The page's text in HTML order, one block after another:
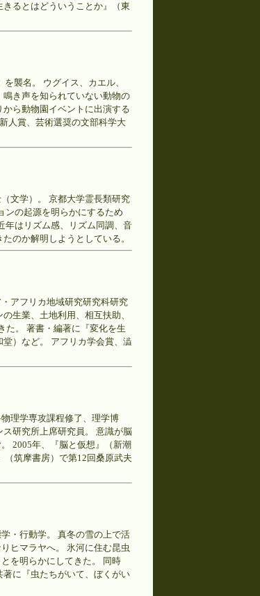
るとはどういうことか』（東
襲名。 ウグイス、カエル、
き声を知られていない動物の
ら動物園イベントに出演する
人賞、芸術選奨の文部科学大
文学）。 京都大学霊長類研究
ンの起源を明らかにするため
年はリズム感、リズム同調、音
のか解明しようとしている。
アフリカ地域研究研究科研究
生業、土地利用、相互扶助、
た。 著書・編著に『変化を生
）など。 アフリカ学会賞、澁
理学専攻課程修了、理学博
研究所上席研究員。 意識が脳
2005年、『脳と仮想』（新潮
筑摩書房）で第12回桑原武夫
・行動学。 真冬の雪の上で活
ヒマラヤへ。 氷河に住む昆虫
を明らかにしてきた。 同時
に『虫たちがいて、ぼくがい